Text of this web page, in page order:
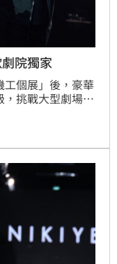
院獨家
個展」後，豪華
挑戰大型劇場空
工表示：「這是